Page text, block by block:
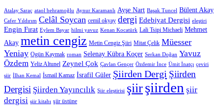
Atalay Saraç ataol behramoğlu Aynur Karamanlı Ayşe Nart Başak Tuncel Bülent Akay
Cafer Yıldırım Celâl Soycan cemil okyay dergi Edebiyat Dergisi eleştiri
Engin Fırat Eylem Bayar hilmi yavuz Kenan Kocatürk Lali Tsipi Michaeli Mehmet
Akay metin cengiz Metin Cengiz Şiiri Mitat Çelik Müesser
Yeniay Ogün Kaymak roman Selenay Kübra Koçer Serkan Doğan Yavuz
Özdem Yeliz Altunel Zeynel Çok Çavlan Gençer Özdemir İnce Ümit İnatçı çeviri
şiir İlhan Kemal İsmail Kamaz İsrafil Güler Şiirden Dergi Şiirden
Dergisi Şiirden Yayıncılık Şiir eleştirisi şiirşiirden şiir
dergisi şiir kitabı şiir üstüne